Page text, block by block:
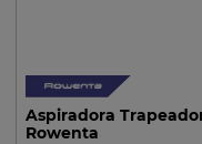
Aspiradora
Rowenta